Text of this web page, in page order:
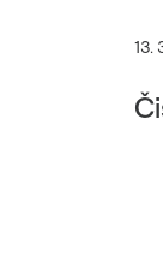
13.